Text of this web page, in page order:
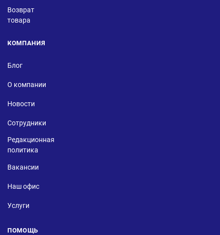
Возврат
товара
КОМПАНИЯ
Блог
О компании
Новости
Сотрудники
Редакционная
политика
Вакансии
Наш офис
Услуги
ПОМОЩЬ